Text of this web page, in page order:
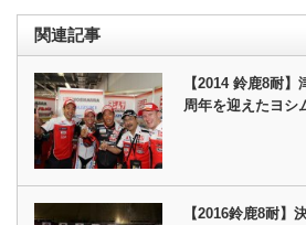
関連記事
【2014 鈴鹿8耐
周年を迎えたヨシ
【2016鈴鹿8耐】